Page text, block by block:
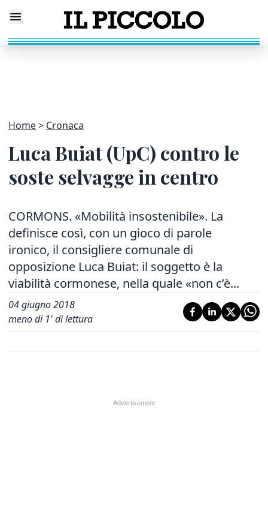
Home Cronaca
Luca Buiat (UpC) contro le
soste selvagge in centro
CORMONS. «Mobilità insostenibile». La
definisce così, con un gioco di parole
ironico, il consigliere comunale di
opposizione Luca Buiat: il soggetto è la
viabilità cormonese, nella quale «non c’è...
04 giugno 2018
meno di 1' di lettura